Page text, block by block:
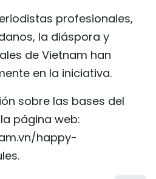
profesionales,
la diáspora y
de Vietnam han
en la iniciativa.
sobre las bases del
página web:
happy-